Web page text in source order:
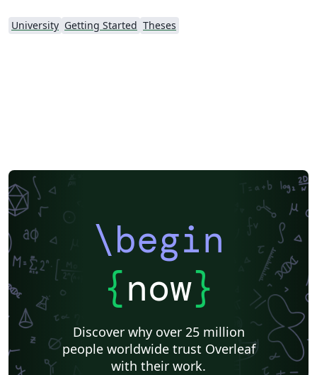
University Getting Started Theses
\begin
{now}
Discover why over 25 million
people worldwide trust Overleaf
with their work.